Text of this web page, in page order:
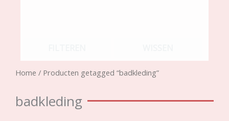
Home / Producten getagged “badkleding”
badkleding